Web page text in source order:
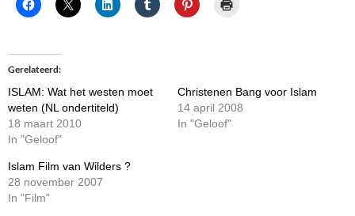
Gerelateerd
ISLAM: Wat het westen moet
weten (NL ondertiteld)
18 maart 2010
In "Geloof"
Christenen Bang voor Islam
14 april 2008
In "Geloof"
Islam Film van Wilders ?
28 november 2007
In "Film"